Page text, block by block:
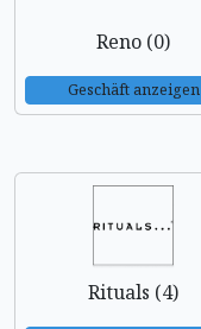
Reno (0)
Geschäft anzeigen
Rituals (4)